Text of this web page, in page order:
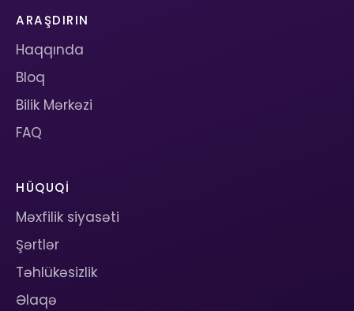
ARAŞDIRIN
Haqqında
Bloq
Bilik Mərkəzi
FAQ
HÜQUQI
Məxfilik siyasəti
Şərtlər
Təhlükəsizlik
Əlaqə